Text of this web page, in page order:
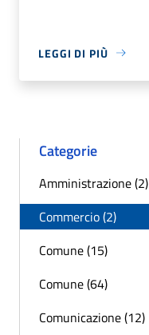
LEGGI DI PIÙ
Categorie
Amministrazione (2)
Commercio (2)
Comune (15)
Comune (64)
Comunicazione (12)